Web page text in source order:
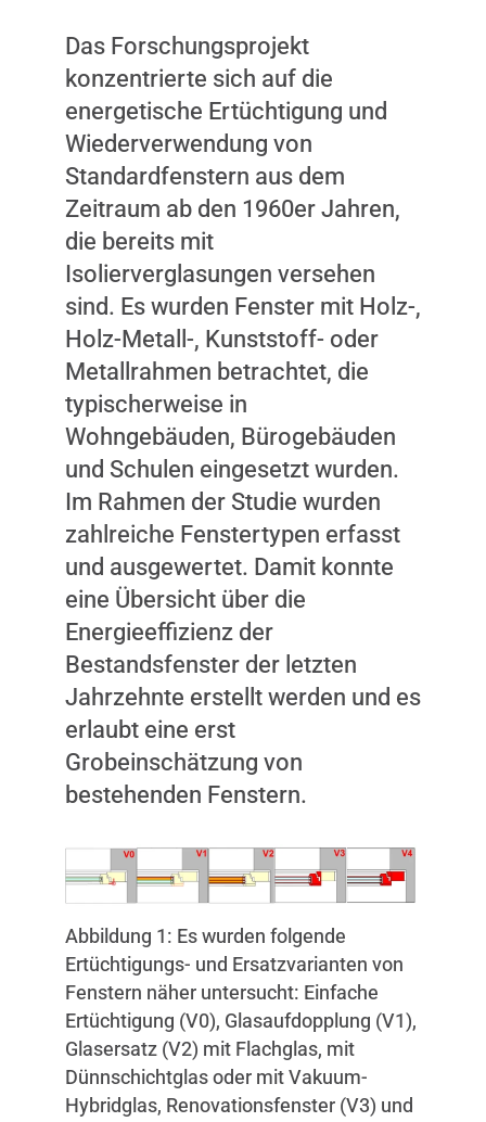
Das Forschungsprojekt
konzentrierte sich auf die
energetische Ertüchtigung und
Wiederverwendung von
Standardfenstern aus dem
Zeitraum ab den 1960er Jahren,
die bereits mit
Isolierverglasungen versehen
sind. Es wurden Fenster mit Holz-,
Holz-Metall-, Kunststoff- oder
Metallrahmen betrachtet, die
typischerweise in
Wohngebäuden, Bürogebäuden
und Schulen eingesetzt wurden.
Im Rahmen der Studie wurden
zahlreiche Fenstertypen erfasst
und ausgewertet. Damit konnte
eine Übersicht über die
Energieeffizienz der
Bestandsfenster der letzten
Jahrzehnte erstellt werden und es
erlaubt eine erst
Grobeinschätzung von
bestehenden Fenstern.
Abbildung 1: Es wurden folgende
Ertüchtigungs- und Ersatzvarianten von
Fenstern näher untersucht: Einfache
Ertüchtigung (V0), Glasaufdopplung (V1),
Glasersatz (V2) mit Flachglas, mit
Dünnschichtglas oder mit Vakuum-
Hybridglas, Renovationsfenster (V3) und